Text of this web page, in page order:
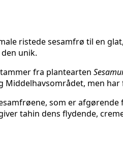
ristede sesamfrø til en
unik.
fra plantearten
Middelhavsområdet, men
som er
tahin dens flydende,